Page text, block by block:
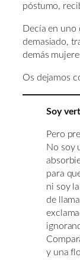
póstumo,
Decía en uno
demasiado,
demás
Os dejamos
Soy
Pero
No soy
para
ni soy
de
y una